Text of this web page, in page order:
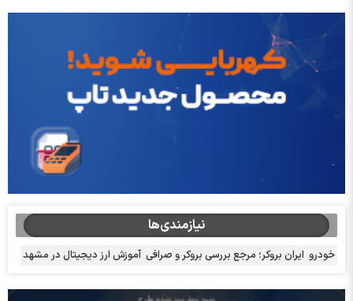
نیازمندی‌ها
خودرو ایران بروکر؛ مرجع بررسی بروکر و صرافی آموزش ارز دیجیتال در مشهد